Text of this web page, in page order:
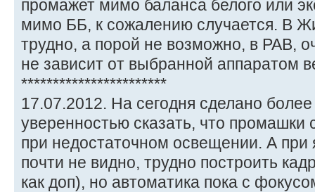
промажет мимо баланса белого или
мимо ББ, к сожалению случается. В
трудно, а порой не возможно, в РАВ,
не зависит от выбранной аппаратом
***********************
17.07.2012. На сегодня сделано
уверенностью сказать, что
при недостаточном освещении. А при
почти не видно, трудно построить
как доп), но автоматика пока с